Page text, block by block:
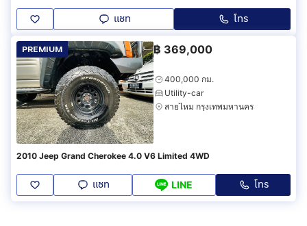
แชท โทร
PREMIUM ฿ 369,000
400,000 กม.
Utility-car
สายไหม กรุงเทพมหานคร
2010 Jeep Grand Cherokee 4.0 V6 Limited 4WD
แชท LINE โทร